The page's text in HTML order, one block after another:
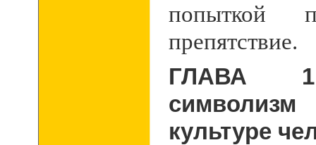
попыткой
препятствие.
ГЛАВА
культуре